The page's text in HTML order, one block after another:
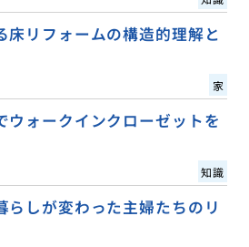
床リフォームの構造的理解と
家
ウォークインクローゼットを
知識
らしが変わった主婦たちのリ